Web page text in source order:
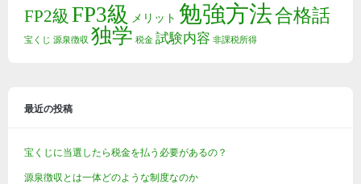
FP2級 FP3級 メリット 勉強方法合格話
宝くじ 源泉徴収 独学 税金 試験内容 非課税所得
最近の投稿
宝くじに当選したら税金を払う必要があるの？
源泉徴収とは一体どのような制度なのか